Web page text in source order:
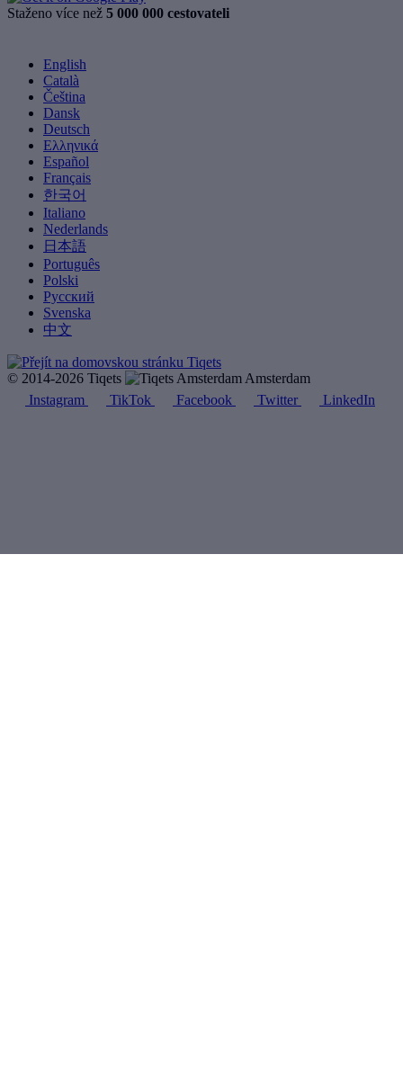
Staženo více než 5 000 000 cestovateli
English
Català
Čeština
Dansk
Deutsch
Ελληνικά
Español
Français
한국어
Italiano
Nederlands
日本語
Português
Polski
Русский
Svenska
中文
© 2014-2026 Tiqets
Amsterdam
Instagram
TikTok Facebook Twitter LinkedIn